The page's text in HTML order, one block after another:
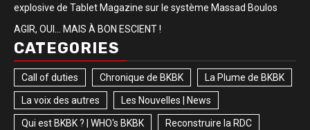
explosive de Tablet Magazine sur le système Massad Boulos
AGIR, OUI… MAIS À BON ESCIENT !
CATEGORIES
Call of duties Chronique de BKBK La Plume de BKBK
La voix des autres Les Nouvelles | News
Qui est BKBK ? | WHO's BKBK Reconstruire la RDC